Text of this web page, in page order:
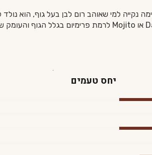
נקייה למי שאוהב רום לבן בעל גוף, הוא נולד
יחס טעמים